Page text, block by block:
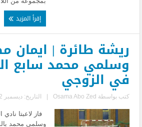
إقرأ المزيد
ريشة طائرة |
وسلمي محمد سابع
في الزوجي
كتب بواسطة Osama Abo Zed التاريخ: ديسمبر 22, 2019
فاز لاعبتا
وسلمى محمد